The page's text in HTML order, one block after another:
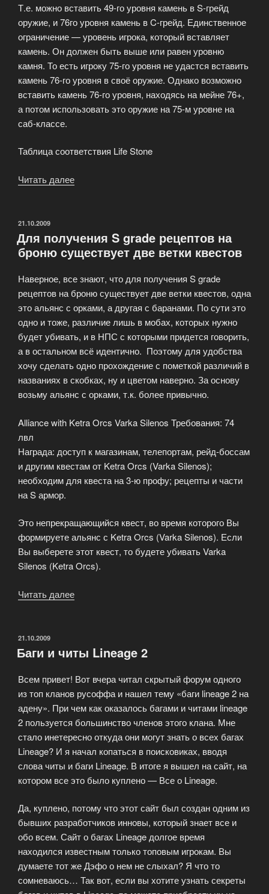
Т.е. можно вставить 49-го уровня камень в S-грейд
оружие, и 76го уровня камень в C-грейд. Единственное
ограничение — уровень игрока, который вставляет
камень. Он должен быть выше или равен уровню
камня. То есть игроку 75-го уровня не удастся вставить
камень 76-го уровня в своё оружие. Однако возможно
вставить камень 76-го уровня, находясь на мейне 76+,
а потом использовать это оружие на 75-м уровне на
саб-классе.
Таблица соответствия Life Stone
Читать далее
различных
грейдов
уровней»
ОПУБЛИКОВАНО
21.10.2009
Для получения S grade рецептов на
броню существует две ветки квестов
Наверное, все знают, что для получения S grade
рецептов на броню существует две ветки квестов, одна
это альянс с орками, а другая с баранами. По сути это
одно и тоже, различие лишь в мобах, которых нужно
будет убивать, и в НПС с которыми придется говорить,
а в остальном всё идентично. Поэтому для удобства
хочу сделать одно прохождение с пометкой различий в
названиях в скобках, ну и цветом наверно. За основу
возьму альянс с орками, т.к. более привычно.
Alliance with Ketra Orcs Varka Silenos Требования: 74
лвл
Награда: доступ к магазинам, телепортам, рейд-боссам
и другим квестам от Ketra Orcs (Varka Silenos);
необходим для квеста на 3-ю профу; рецепты и части
на S армор.
Это непрекращающийся квест, во время которого Вы
формируете альянс с Ketra Orcs (Varka Silenos). Если
Вы выберете этот квест, то будете убивать Varka
Silenos (Ketra Orcs).
Читать далее
рецептов
броню
существует
две
ветки
квестов»
ОПУБЛИКОВАНО
21.10.2009
Баги и читы Lineage 2
Всем привет! Вот вчера читал скрытый форум одного
из топ кланов русоффа и нашел тему «баги lineage 2 на
адену». При чем как оказалось багами и читами lineage
2 пользуется большинство членов этого клана. Мне
стало инетересно откуда они могут знать о всех багах
Lineage? И я начал копаться в поисковиках, вводя
слова читы и баги Lineage. В итоге я вышел на сайт, на
котором все это было куплено — Все о Lineage.
Да, куплено, потому что этот сайт был создан одним из
бывших разработчиков инновы, который знает все и
обо всем. Сайт о багах Lineage долгое время
находился известным только топовым игрокам. Вы
думаете тот же Дэфо о нем не слыхал? Я что то
сомневаюсь… Так вот, если вы хотите узнать секреты